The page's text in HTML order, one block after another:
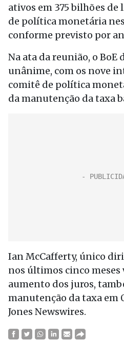
ativos em 375 bilhões de
de política monetária
conforme previsto por
Na ata da reunião, o BoE
unânime, com os nove
comitê de política
da manutenção da taxa
Ian McCafferty, único
nos últimos cinco
aumento dos juros,
manutenção da taxa em
Jones Newswires.